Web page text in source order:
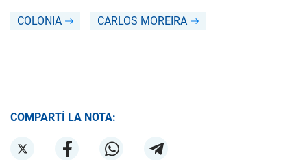
COLONIA CARLOS MOREIRA
COMPARTÍ LA NOTA: